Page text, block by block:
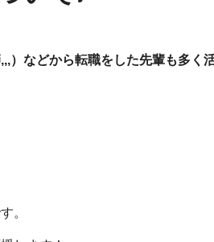
）などから転職をした先輩も多く
。